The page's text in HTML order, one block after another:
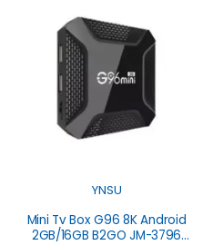
YNSU
Mini Tv Box G96 8K Android
2GB/16GB B2GO JM-3796